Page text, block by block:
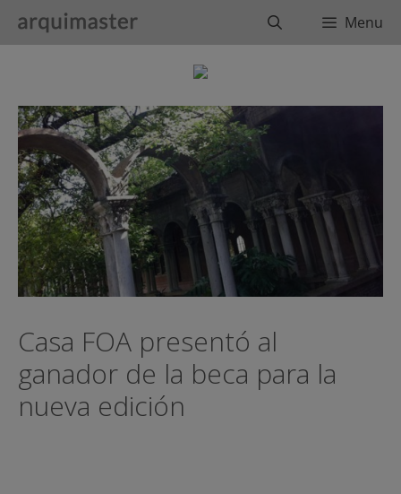
BuscarMenu
Casa FOA presentó al
ganador de la beca para la
nueva edición